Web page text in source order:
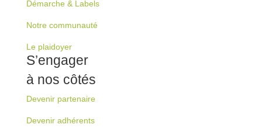
Démarche & Labels
Notre communauté
Le plaidoyer
S’engager
à nos côtés
Devenir partenaire
Devenir adhérents